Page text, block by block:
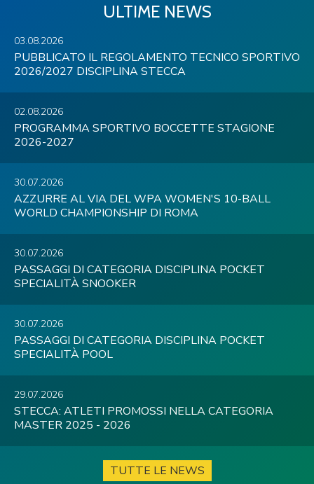
ULTIME NEWS
03.08.2026
PUBBLICATO IL REGOLAMENTO TECNICO SPORTIVO
2026/2027 DISCIPLINA STECCA
02.08.2026
PROGRAMMA SPORTIVO BOCCETTE STAGIONE
2026-2027
30.07.2026
AZZURRE AL VIA DEL WPA WOMEN'S 10-BALL
WORLD CHAMPIONSHIP DI ROMA
30.07.2026
PASSAGGI DI CATEGORIA DISCIPLINA POCKET
SPECIALITÀ SNOOKER
30.07.2026
PASSAGGI DI CATEGORIA DISCIPLINA POCKET
SPECIALITÀ POOL
29.07.2026
STECCA: ATLETI PROMOSSI NELLA CATEGORIA
MASTER 2025 - 2026
TUTTE LE NEWS